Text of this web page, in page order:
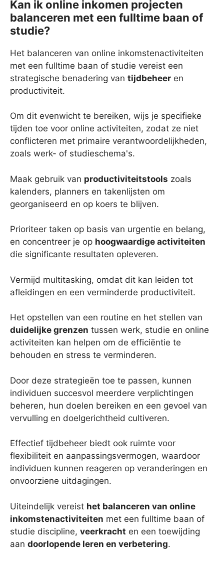
Kan ik online inkomen projecten
balanceren met een fulltime baan of
studie?
Het balanceren van online inkomstenactiviteiten
met een fulltime baan of studie vereist een
strategische benadering van tijdbeheer en
productiviteit.
Om dit evenwicht te bereiken, wijs je specifieke
tijden toe voor online activiteiten, zodat ze niet
conflicteren met primaire verantwoordelijkheden,
zoals werk- of studieschema's.
Maak gebruik van productiviteitstools zoals
kalenders, planners en takenlijsten om
georganiseerd en op koers te blijven.
Prioriteer taken op basis van urgentie en belang,
en concentreer je op hoogwaardige activiteiten
die significante resultaten opleveren.
Vermijd multitasking, omdat dit kan leiden tot
afleidingen en een verminderde productiviteit.
Het opstellen van een routine en het stellen van
duidelijke grenzen tussen werk, studie en online
activiteiten kan helpen om de efficiëntie te
behouden en stress te verminderen.
Door deze strategieën toe te passen, kunnen
individuen succesvol meerdere verplichtingen
beheren, hun doelen bereiken en een gevoel van
vervulling en doelgerichtheid cultiveren.
Effectief tijdbeheer biedt ook ruimte voor
flexibiliteit en aanpassingsvermogen, waardoor
individuen kunnen reageren op veranderingen en
onvoorziene uitdagingen.
Uiteindelijk vereist het balanceren van online
inkomstenactiviteiten met een fulltime baan of
studie discipline, veerkracht en een toewijding
aan doorlopende leren en verbetering.